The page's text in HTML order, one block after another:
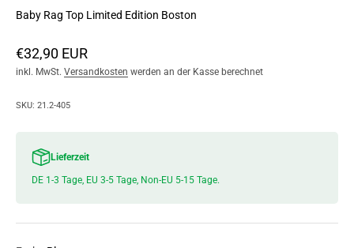
Baby Rag Top Limited Edition Boston
Angebot
€32,90 EUR
inkl. MwSt. Versandkosten werden an der Kasse berechnet
SKU: 21.2-405
Lieferzeit
DE 1-3 Tage, EU 3-5 Tage, Non-EU 5-15 Tage.